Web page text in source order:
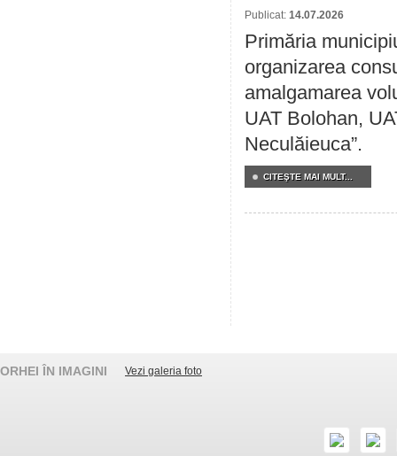
Publicat: 14.07.2026
Primăria
organizarea
amalgamarea
UAT Bolohan,
Neculăieuca”.
CITEŞTE MAI MULT...
ORHEI ÎN IMAGINI Vezi galeria foto